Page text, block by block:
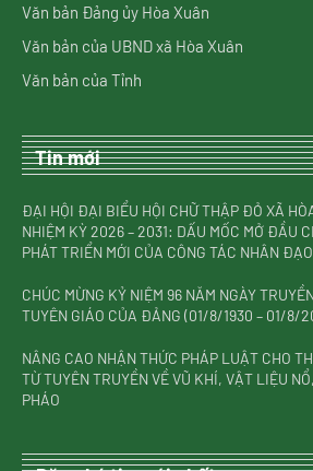
Văn bản Đảng ủy Hòa Xuân
Văn bản của UBND xã Hòa Xuân
Văn bản của Tỉnh
Tin mới
ĐẠI HỘI ĐẠI BIỂU HỘI CHỮ THẬP ĐỎ XÃ
NHIỆM KỲ 2026 – 2031: DẤU MỐC MỞ ĐẦU
PHÁT TRIỂN MỚI CỦA CÔNG TÁC NHÂN ĐẠO
CHÚC MỪNG KỶ NIỆM 96 NĂM NGÀY
TUYÊN GIÁO CỦA ĐẢNG (01/8/1930 – 01/8/
NÂNG CAO NHẬN THỨC PHÁP LUẬT CHO
TỪ TUYÊN TRUYỀN VỀ VŨ KHÍ, VẬT LIỆU
PHÁO